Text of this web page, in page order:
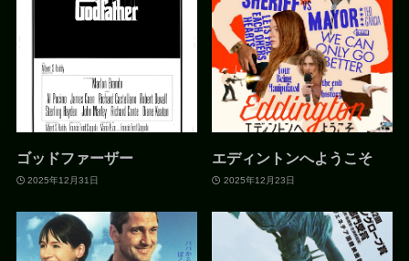
ゴッドファーザー
2025年12月31日
エディントンへようこそ
2025年12月23日